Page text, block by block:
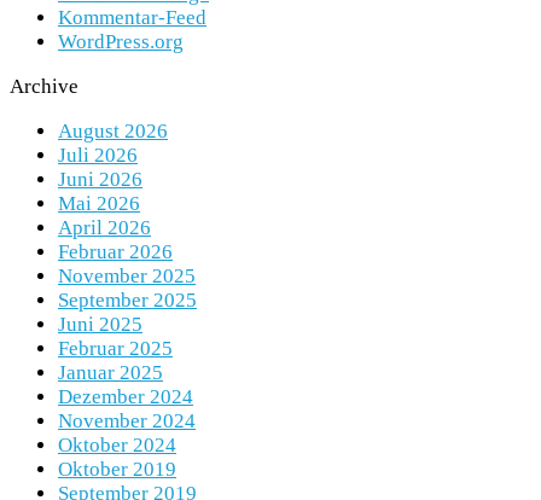
Kommentar-Feed
WordPress.org
Archive
August 2026
Juli 2026
Juni 2026
Mai 2026
April 2026
Februar 2026
November 2025
September 2025
Juni 2025
Februar 2025
Januar 2025
Dezember 2024
November 2024
Oktober 2024
Oktober 2019
September 2019